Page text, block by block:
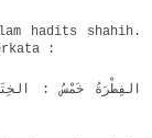
hadits shahih.
:
الفِطْرَةُ خَمْسُ :